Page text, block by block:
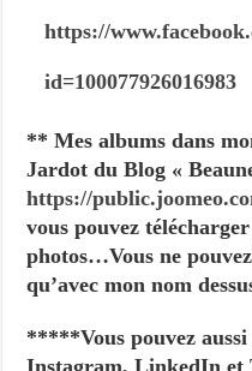
https://
id=100077926016983
** Mes albums dans
Jardot du Blog «
https://
vous pouvez
photos…Vous ne
qu’avec mon nom
*****Vous pouvez